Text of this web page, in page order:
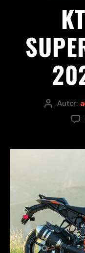
Autor: